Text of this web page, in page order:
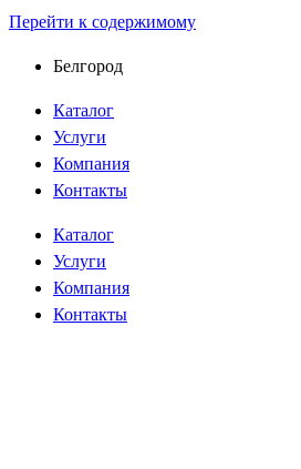
Перейти к содержимому
Белгород
Каталог
Услуги
Компания
Контакты
Каталог
Услуги
Компания
Контакты